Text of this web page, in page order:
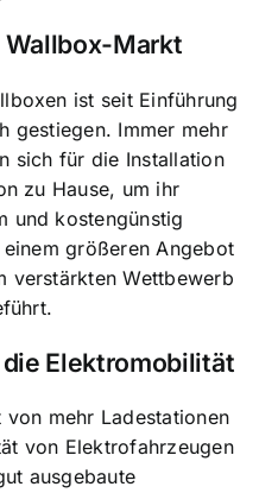
Wallbox-Markt
ist seit Einführung
gestiegen. Immer mehr
sich für die Installation
zu Hause, um ihr
und kostengünstig
größeren Angebot
verstärkten Wettbewerb
Elektromobilität
mehr Ladestationen
von Elektrofahrzeugen
ausgebaute